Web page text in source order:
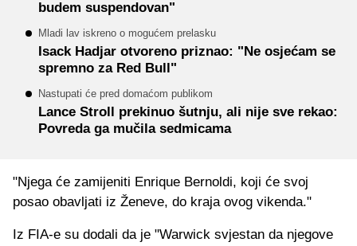
budem suspendovan"
Mladi lav iskreno o mogućem prelasku
Isack Hadjar otvoreno priznao: "Ne osjećam se
spremno za Red Bull"
Nastupati će pred domaćom publikom
Lance Stroll prekinuo šutnju, ali nije sve rekao:
Povreda ga mučila sedmicama
"Njega će zamijeniti Enrique Bernoldi, koji će svoj
posao obavljati iz Ženeve, do kraja ovog vikenda."
Iz FIA-e su dodali da je "Warwick svjestan da njegove